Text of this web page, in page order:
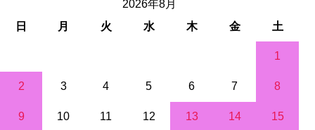
2026年8月
日
月 火 水 木 金 土
1
2 3 4 5 6 7 8
9 10 11 12 13 14 15